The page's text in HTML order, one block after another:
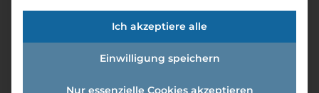
Lehrling Bürokaufmann:frau
Verkaufsberatung -
Stützpunkt Krems
Ich akzeptiere alle
Einwilligung speichern
Nur essenzielle Cookies akzeptieren